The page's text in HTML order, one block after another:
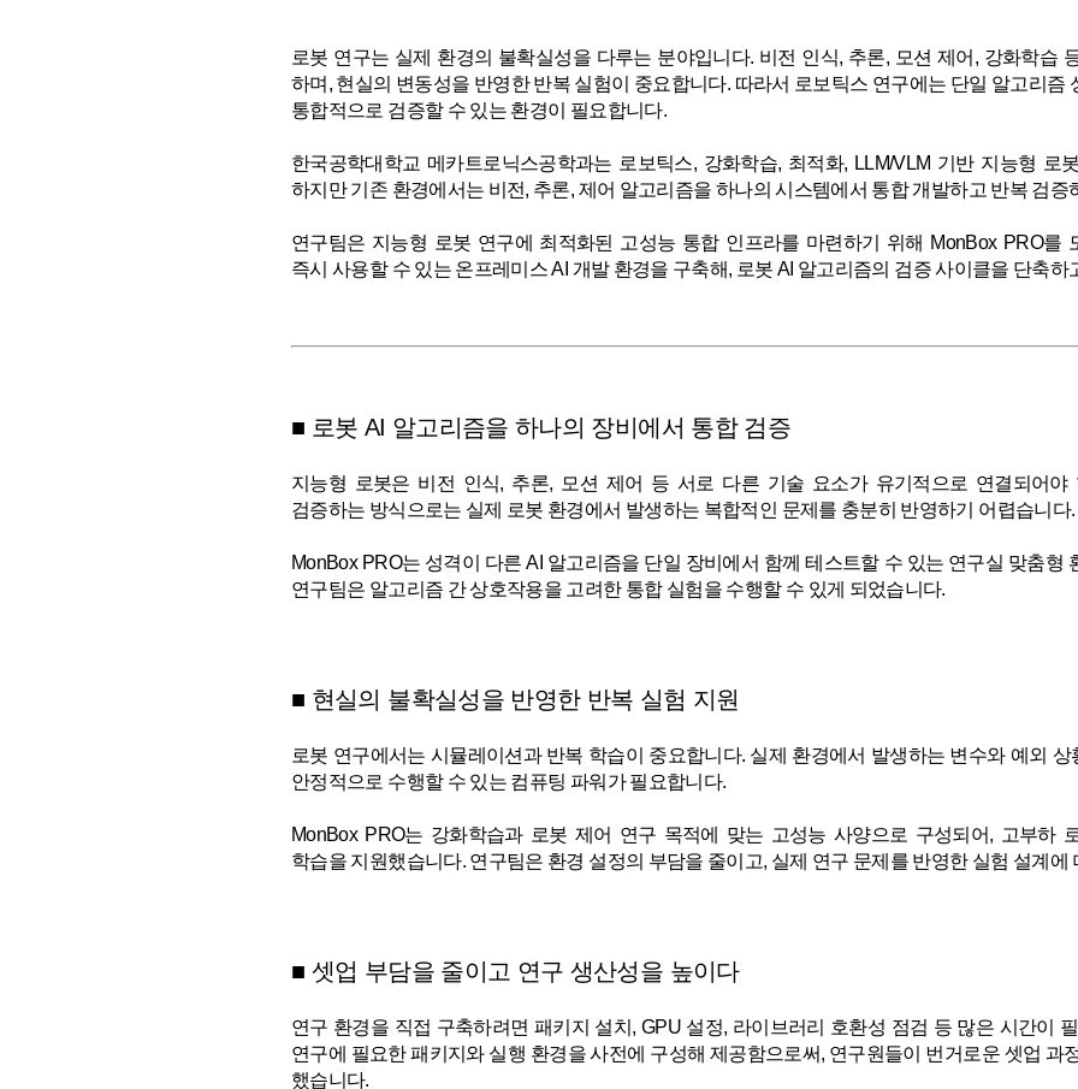
로봇 연구는 실제 환경의 불확실성을 다루는 분야입니다. 비전 인식, 추론, 모션 제어, 강화학습
하며, 현실의 변동성을 반영한 반복 실험이 중요합니다. 따라서 로보틱스 연구에는 단일 알고리즘
통합적으로 검증할 수 있는 환경이 필요합니다.
한국공학대학교 메카트로닉스공학과는 로보틱스, 강화학습, 최적화, LLM/VLM 기반 지능형 로
하지만 기존 환경에서는 비전, 추론, 제어 알고리즘을 하나의 시스템에서 통합 개발하고 반복 검증
연구팀은 지능형 로봇 연구에 최적화된 고성능 통합 인프라를 마련하기 위해 MonBox PRO를
즉시 사용할 수 있는 온프레미스 AI 개발 환경을 구축해, 로봇 AI 알고리즘의 검증 사이클을 단축하
■ 로봇 AI 알고리즘을 하나의 장비에서 통합 검증
지능형 로봇은 비전 인식, 추론, 모션 제어 등 서로 다른 기술 요소가 유기적으로 연결되어야
검증하는 방식으로는 실제 로봇 환경에서 발생하는 복합적인 문제를 충분히 반영하기 어렵습니다.
MonBox PRO는 성격이 다른 AI 알고리즘을 단일 장비에서 함께 테스트할 수 있는 연구실 맞춤형
연구팀은 알고리즘 간 상호작용을 고려한 통합 실험을 수행할 수 있게 되었습니다.
■ 현실의 불확실성을 반영한 반복 실험 지원
로봇 연구에서는 시뮬레이션과 반복 학습이 중요합니다. 실제 환경에서 발생하는 변수와 예외
안정적으로 수행할 수 있는 컴퓨팅 파워가 필요합니다.
MonBox PRO는 강화학습과 로봇 제어 연구 목적에 맞는 고성능 사양으로 구성되어, 고부하
학습을 지원했습니다. 연구팀은 환경 설정의 부담을 줄이고, 실제 연구 문제를 반영한 실험 설계에
■ 셋업 부담을 줄이고 연구 생산성을 높이다
연구 환경을 직접 구축하려면 패키지 설치, GPU 설정, 라이브러리 호환성 점검 등 많은 시간이
연구에 필요한 패키지와 실행 환경을 사전에 구성해 제공함으로써, 연구원들이 번거로운 셋업 과
했습니다.